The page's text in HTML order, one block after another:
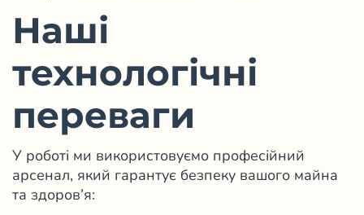
Наші
технологічні
переваги
У роботі ми використовуємо професійний
арсенал, який гарантує безпеку вашого майна
та здоров’я: